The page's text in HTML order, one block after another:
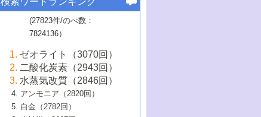
6号 石油のノーブル・ユースを志向した
触媒技術
大学：オンライン・対面開催）
技術
B号 第127回触媒討論会（2021年・オン
ライン開催(Zoom)のみ）
動向
5号 次世代の触媒プロセスを支えるマイ
6号 メタン転換技術の最新動向
B号 第125回触媒討論会（2020年・工学
院大学）
動向
4号 バイオマス化成品製造のための触媒
5号 固体触媒による含窒素有機化合物変
換の最前線
6号 貴金属使用量低減に向けた自動車排
ガス浄化触媒の開発
B号 第123回触媒討論会（2019年・大阪
5号 進化するゼオライト合成技術
6号 非貴金属系触媒における電気化学的
B号 第121回触媒討論会（2018年・東京
大学）
3号 無機分離膜材料の開発と触媒反応プ
ロセスへの適用
5号 水素のふるまいを解き明かす最先端
研究
6号 低級アルカンの有効利用のための触
媒技術
1号 ユニークな構造の高分子を生み出す触
2号 リグニンからの化成品製造に向けた触
媒技術
3号 触媒研究の最先端～とびたて若き研究
者たち～（1）
4号 触媒研究の最先端～とびたて若き研究
者たち～（2）
▼57巻（2015年）
1号 水素キャリアにかかわる触媒技術の新
2号 石油精製用触媒の最近の進展
3号 固体酸化物形燃料電池（SOFC）におけ
るアノード触媒上での燃料直接改質技術
4号 コアシェル構造の制御による触媒機能
▼56巻（2014年）
2号 光触媒反応機構に関する最新の研究動
向
開発動向
1号 高耐久性燃料電池システム用触媒にお
ける新展開
2号 リビングラジカル重合の最近の動向
3号 天然ガスの化学工業的展開に関する触
▼54巻（2012年）
1号 規則性多孔体の利用技術における最近
の進歩
2号 第109回触媒討論会
▼53巻（2011年）
1号 金属学から見る合金触媒の新展開
2号 第107回触媒討論会
▼52巻（2010年）
1号 触媒の劣化対策と長寿命触媒開発
(27823件/のべ数：
7824136）
ゼオライト（3070回）
二酸化炭素（2943回）
水蒸気改質（2846回）
アンモニア（2820回）
白金（2782回）